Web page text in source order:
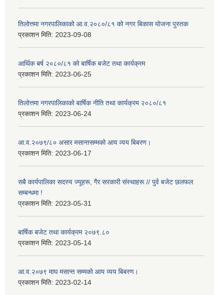
तिलोत्तमा नगरपालिकाको आ.व.२०८०/८१ को नगर बिकास योजना पुस्तक
प्रकाशन मिति: 2023-09-08
आर्थिक बर्ष २०८०/८१ को बार्षिक बजेट तथा कार्यक्रम
प्रकाशन मिति: 2023-06-25
तिलोत्तमा नगरपालिकाको बार्षिक नीति तथा कार्यक्रम २०८०/८१
प्रकाशन मिति: 2023-06-24
आ.व.२०७९/८० असार मसान्तसम्मको आय व्यय बिबरण।
प्रकाशन मिति: 2023-06-17
सबै कार्यपालिका सदस्य ज्यूहरू, गैर सरकारी संस्थाहरू // पुर्व बजेट छलफल
सम्बन्धमा !
प्रकाशन मिति: 2023-05-31
बार्षिक बजेट तथा कार्यक्रम २०७९.८०
प्रकाशन मिति: 2023-05-14
आ.व.२०७९ माघ मसान्त सम्मको आय व्यय बिबरण।
प्रकाशन मिति: 2023-02-14